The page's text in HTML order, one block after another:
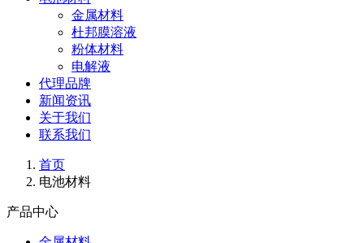
金属材料
杜邦膜溶液
粉体材料
电解液
代理品牌
新闻资讯
关于我们
联系我们
首页
电池材料
产品中心